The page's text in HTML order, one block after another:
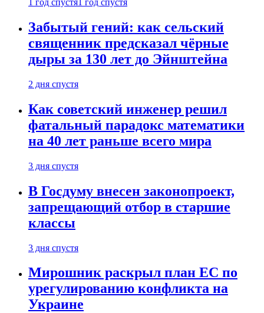
1 год спустя 1 год спустя
Забытый гений: как сельский
священник предсказал чёрные
дыры за 130 лет до Эйнштейна
2 дня спустя
Как советский инженер решил
фатальный парадокс математики
на 40 лет раньше всего мира
3 дня спустя
В Госдуму внесен законопроект,
запрещающий отбор в старшие
классы
3 дня спустя
Мирошник раскрыл план ЕС по
урегулированию конфликта на
Украине